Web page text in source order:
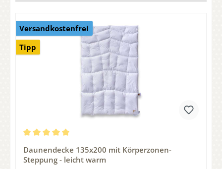
Versandkostenfrei
Tipp
Daunendecke 135x200 mit Körperzonen-
Steppung - leicht warm